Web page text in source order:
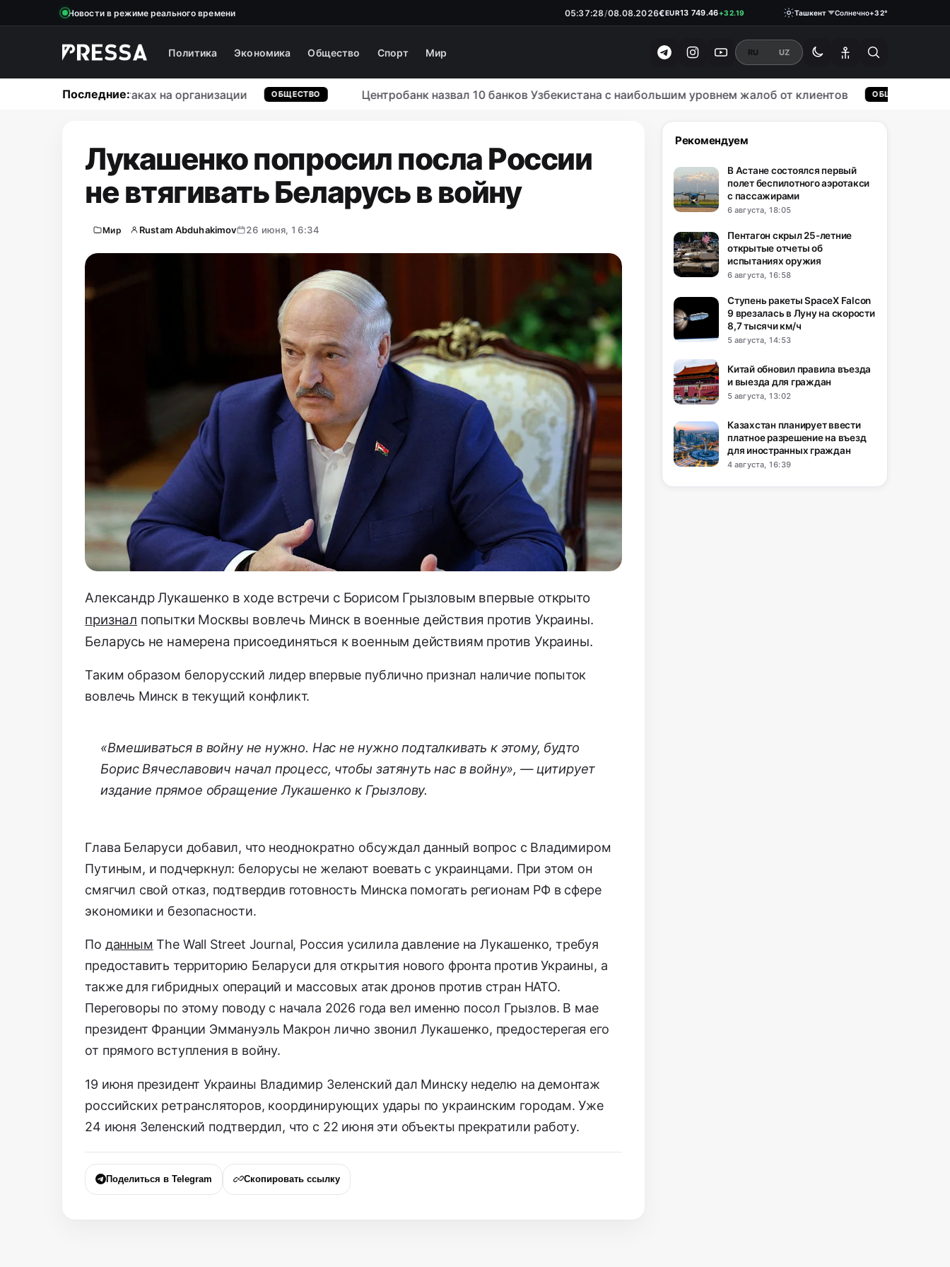
Новости в режиме реального времени 05:37:29/08.08.2026€EUR 13 749.46 +32.19
Ташкент Солнечно+32°
Политика Экономика Общество Спорт Мир RU UZ
Последние:
кибератаках на организации ОБЩЕСТВО Центробанк назвал 10 банков Узбекистана с наибольшим уровнем жалоб от клиентов ОБЩЕСТВО
Лукашенко попросил посла России
не втягивать Беларусь в войну
Мир Rustam Abduhakimov 26 июня, 16:34
Александр Лукашенко в ходе встречи с Борисом Грызловым впервые открыто
признал попытки Москвы вовлечь Минск в военные действия против Украины.
Беларусь не намерена присоединяться к военным действиям против Украины.
Таким образом белорусский лидер впервые публично признал наличие попыток
вовлечь Минск в текущий конфликт.
«Вмешиваться в войну не нужно. Нас не нужно подталкивать к этому, будто
Борис Вячеславович начал процесс, чтобы затянуть нас в войну», — цитирует
издание прямое обращение Лукашенко к Грызлову.
Глава Беларуси добавил, что неоднократно обсуждал данный вопрос с Владимиром
Путиным, и подчеркнул: белорусы не желают воевать с украинцами. При этом он
смягчил свой отказ, подтвердив готовность Минска помогать регионам РФ в сфере
экономики и безопасности.
По данным The Wall Street Journal, Россия усилила давление на Лукашенко, требуя
предоставить территорию Беларуси для открытия нового фронта против Украины, а
также для гибридных операций и массовых атак дронов против стран НАТО.
Переговоры по этому поводу с начала 2026 года вел именно посол Грызлов. В мае
президент Франции Эммануэль Макрон лично звонил Лукашенко, предостерегая его
от прямого вступления в войну.
19 июня президент Украины Владимир Зеленский дал Минску неделю на демонтаж
российских ретрансляторов, координирующих удары по украинским городам. Уже
24 июня Зеленский подтвердил, что с 22 июня эти объекты прекратили работу.
Поделиться в Telegram Скопировать ссылку
Рекомендуем
В Астане состоялся первый
полет беспилотного аэротакси
с пассажирами
6 августа, 18:05
Пентагон скрыл 25-летние
открытые отчеты об
испытаниях оружия
6 августа, 16:58
Ступень ракеты SpaceX Falcon
9 врезалась в Луну на скорости
8,7 тысячи км/ч
5 августа, 14:53
Китай обновил правила въезда
и выезда для граждан
5 августа, 13:02
Казахстан планирует ввести
платное разрешение на въезд
для иностранных граждан
4 августа, 16:39